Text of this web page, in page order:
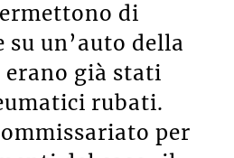
di
un’auto della
già stati
rubati.
per